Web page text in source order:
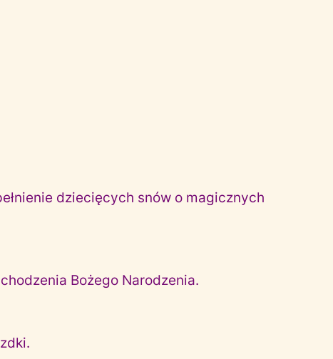
dziecięcych snów o magicznych
Bożego Narodzenia.